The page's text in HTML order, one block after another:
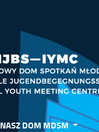
NASZ DOM MDSM